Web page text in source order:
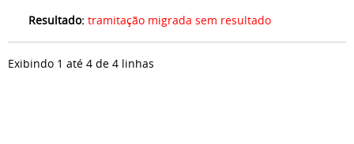
Resultado: tramitação migrada sem resultado
Exibindo 1 até 4 de 4 linhas